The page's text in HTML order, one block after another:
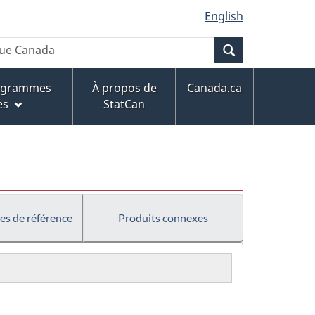
English
À propos de
StatCan
Canada.ca
de référence Produits connexes